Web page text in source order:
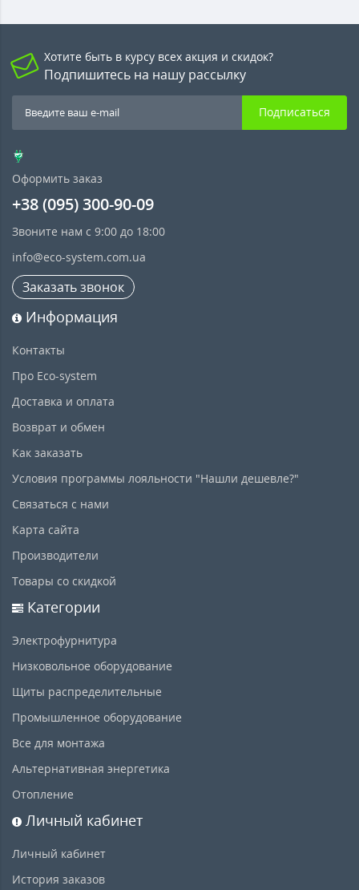
Хотите быть в курсу всех акция и скидок?
Подпишитесь на нашу рассылку
Подписаться
Оформить заказ
+38 (095) 300-90-09
Звоните нам с 9:00 до 18:00
info@eco-system.com.ua
Заказать звонок
Информация
Контакты
Про Eco-system
Доставка и оплата
Возврат и обмен
Как заказать
Условия программы лояльности "Нашли дешевле?"
Связаться с нами
Карта сайта
Производители
Товары со скидкой
Категории
Электрофурнитура
Низковольное оборудование
Щиты распределительные
Промышленное оборудование
Все для монтажа
Альтернативная энергетика
Отопление
Личный кабинет
Личный кабинет
История заказов